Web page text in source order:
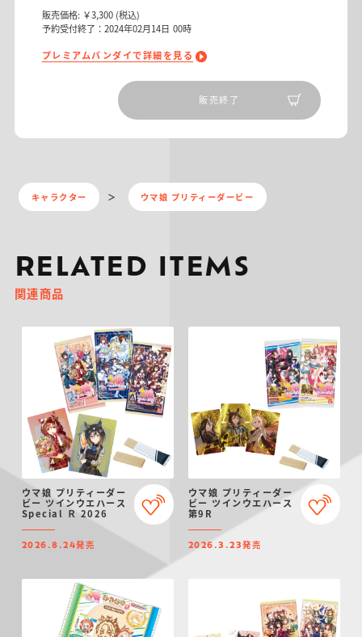
販売価格: ￥3,300 (税込)
予約受付終了：2024年02月14日 00時
プレミアムバンダイで詳細を見る
販売終了
キャラクター ウマ娘 プリティーダービー
RELATED ITEMS
関連商品
ウマ娘 プリティーダー
ビー ツインウエハース
Special Ｒ 2026
2026.8.24発売
ウマ娘 プリティーダー
ビー ツインウエハース
第9R
2026.3.23発売